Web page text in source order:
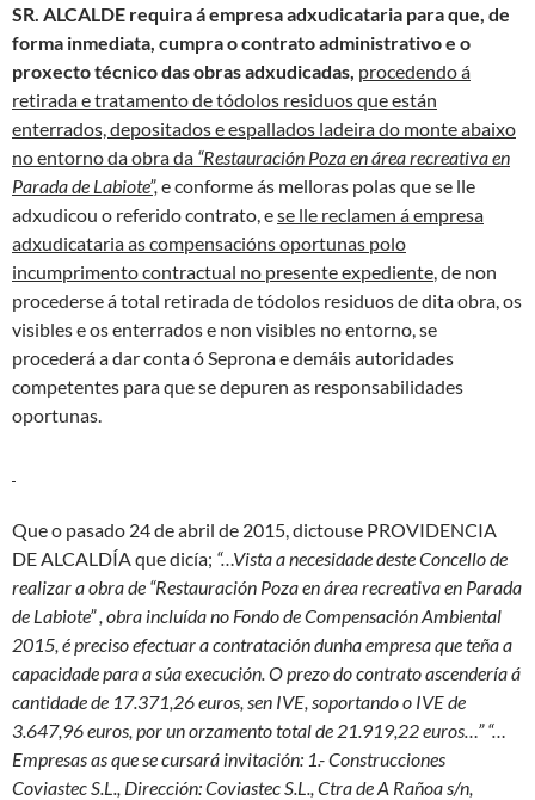
SR. ALCALDE requira á empresa adxudicataria para que, de
forma inmediata, cumpra o contrato administrativo e o
proxecto técnico das obras adxudicadas, procedendo á
retirada e tratamento de tódolos residuos que están
enterrados, depositados e espallados ladeira do monte abaixo
no entorno da obra da “Restauración Poza en área recreativa en
Parada de Labiote”, e conforme ás melloras polas que se lle
adxudicou o referido contrato, ese lle reclamen á empresa
adxudicataria as compensacións oportunas polo
incumprimento contractual no presente expediente , de non
procederse á total retirada de tódolos residuos de dita obra, os
visibles e os enterrados e non visibles no entorno, se
procederá a dar conta ó Seprona e demáis autoridades
competentes para que se depuren as responsabilidades
oportunas.
Que o pasado 24 de abril de 2015, dictouse PROVIDENCIA
DE ALCALDÍA que dicía; “…Vista a necesidade deste Concello de
realizar a obra de “Restauración Poza en área recreativa en Parada
de Labiote” , obra incluída no Fondo de Compensación Ambiental
2015, é preciso efectuar a contratación dunha empresa que teña a
capacidade para a súa execución. O prezo do contrato ascendería á
cantidade de 17.371,26 euros, sen IVE, soportando o IVE de
3.647,96 euros, por un orzamento total de 21.919,22 euros…” “…
Empresas as que se cursará invitación: 1.- Construcciones
Coviastec S.L., Dirección: Coviastec S.L., Ctra de A Rañoa s/n,